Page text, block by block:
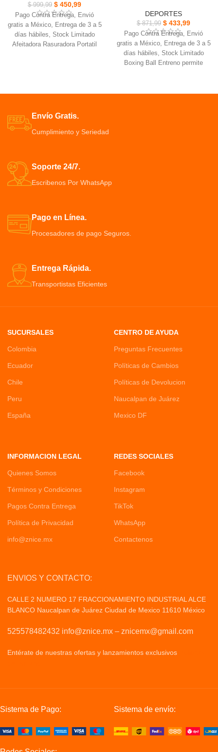
$999,99 $ 450,99
Pago Contra Entrega, Envió
gratis a México, Entrega de 3 a 5
días hábiles, Stock Limitado
Afeitadora Rasuradora Portatil
USB.
Maquina Barbera Inalámbrica .
DEPORTES
$871,99 $ 433,99
Pago Contra Entrega, Envió
gratis a México, Entrega de 3 a 5
días hábiles, Stock Limitado
Boxing Ball Entreno permite
Ideal para mejorar la
Envío Gratis.
Cumplimiento y Seriedad
Soporte 24/7.
Escribenos Por WhatsApp
Pago en Línea.
Procesadores de pago Seguros.
Entrega Rápida.
Transportistas Eficientes
SUCURSALES
Colombia
Ecuador
Chile
Peru
España
CENTRO DE AYUDA
Preguntas Frecuentes
Políticas de Cambios
Políticas de Devolucion
Naucalpan de Juárez
Mexico DF
INFORMACION LEGAL
Quienes Somos
Términos y Condiciones
Pagos Contra Entrega
Política de Privacidad
info@znice.mx
REDES SOCIALES
Facebook
Instagram
TikTok
WhatsApp
Contactenos
ENVIOS Y CONTACTO:
CALLE 2 NUMERO 17 FRACCIONAMIENTO INDUSTRIAL ALCE
BLANCO Naucalpan de Juárez Ciudad de Mexico 11610 México
525578482432 info@znice.mx – znicemx@gmail.com
Entérate de nuestras ofertas y lanzamientos exclusivos
Sistema de Pago: Sistema de envío: